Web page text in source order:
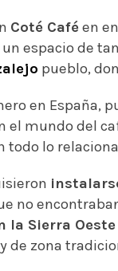
Coté Café en
espacio de
pueblo,
en España,
el mundo del
todo lo
no
Sierra
de zona